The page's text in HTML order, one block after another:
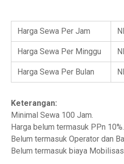
Harga Sewa Per Jam
Harga Sewa Per Minggu
Harga Sewa Per Bulan
Keterangan:
Minimal Sewa 100 Jam.
Harga belum termasuk PPn 10%.
Belum termasuk Operator dan
Belum termasuk biaya